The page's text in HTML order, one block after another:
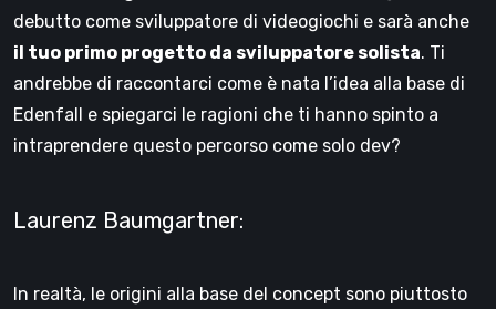
debutto come sviluppatore di videogiochi e sarà anche
il tuo primo progetto da sviluppatore solista. Ti
andrebbe di raccontarci come è nata l’idea alla base di
Edenfall e spiegarci le ragioni che ti hanno spinto a
intraprendere questo percorso come solo dev?
Laurenz Baumgartner:
In realtà, le origini alla base del concept sono piuttosto